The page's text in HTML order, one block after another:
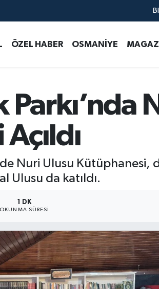
ÖZEL HABER OSMANİYE
Parkı’nda
Nuri Ulusu Kütüphanesi,
Ulusu da katıldı.
1 DK
OKUNMA SÜRESI